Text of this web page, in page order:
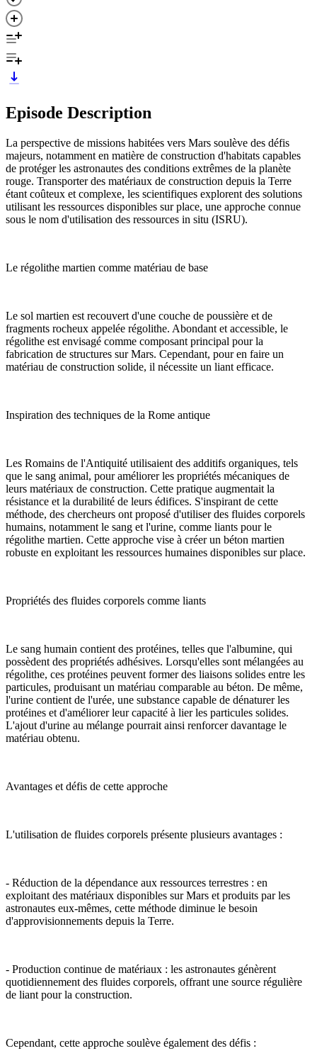
Episode Description
La perspective de missions habitées vers Mars soulève des défis
majeurs, notamment en matière de construction d'habitats capables
de protéger les astronautes des conditions extrêmes de la planète
rouge. Transporter des matériaux de construction depuis la Terre
étant coûteux et complexe, les scientifiques explorent des solutions
utilisant les ressources disponibles sur place, une approche connue
sous le nom d'utilisation des ressources in situ (ISRU).
Le régolithe martien comme matériau de base
Le sol martien est recouvert d'une couche de poussière et de
fragments rocheux appelée régolithe. Abondant et accessible, le
régolithe est envisagé comme composant principal pour la
fabrication de structures sur Mars. Cependant, pour en faire un
matériau de construction solide, il nécessite un liant efficace.
Inspiration des techniques de la Rome antique
Les Romains de l'Antiquité utilisaient des additifs organiques, tels
que le sang animal, pour améliorer les propriétés mécaniques de
leurs matériaux de construction. Cette pratique augmentait la
résistance et la durabilité de leurs édifices. S'inspirant de cette
méthode, des chercheurs ont proposé d'utiliser des fluides corporels
humains, notamment le sang et l'urine, comme liants pour le
régolithe martien. Cette approche vise à créer un béton martien
robuste en exploitant les ressources humaines disponibles sur place.
Propriétés des fluides corporels comme liants
Le sang humain contient des protéines, telles que l'albumine, qui
possèdent des propriétés adhésives. Lorsqu'elles sont mélangées au
régolithe, ces protéines peuvent former des liaisons solides entre les
particules, produisant un matériau comparable au béton. De même,
l'urine contient de l'urée, une substance capable de dénaturer les
protéines et d'améliorer leur capacité à lier les particules solides.
L'ajout d'urine au mélange pourrait ainsi renforcer davantage le
matériau obtenu.
Avantages et défis de cette approche
L'utilisation de fluides corporels présente plusieurs avantages :
- Réduction de la dépendance aux ressources terrestres : en
exploitant des matériaux disponibles sur Mars et produits par les
astronautes eux-mêmes, cette méthode diminue le besoin
d'approvisionnements depuis la Terre.
- Production continue de matériaux : les astronautes génèrent
quotidiennement des fluides corporels, offrant une source régulière
de liant pour la construction.
Cependant, cette approche soulève également des défis :